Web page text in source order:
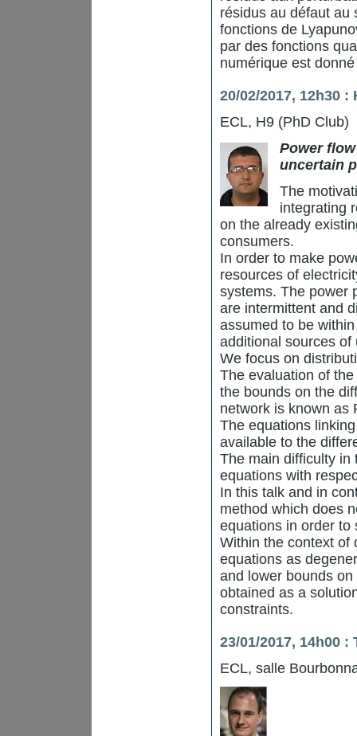
résidus au défaut au
fonctions de
par des fonctions
numérique est
20/02/2017, 12h30
ECL, H9 (PhD Club)
Power
uncertain
The
integrating
on the already
consumers.
In order to make
resources of
systems. The power
are intermittent and
assumed to be
additional sources
We focus on
The evaluation of
the bounds on the
network is known as
The equations
available to the
The main difficulty in
equations with
In this talk and in
method which does
equations in order to
Within the context of
equations as
and lower bounds
obtained as a
constraints.
23/01/2017, 14h00 :
ECL, salle